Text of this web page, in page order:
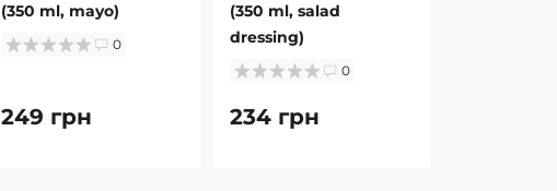
(350 ml, mayo)
0
249 грн
(350 ml, salad
dressing)
0
234 грн